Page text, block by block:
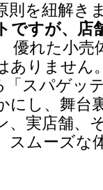
則を紐解き
ですが、店
優れた小売
ありません
「スパゲッ
にし、舞台
、実店舗、
スムーズな